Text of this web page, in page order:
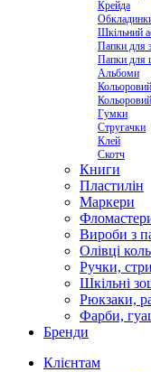
Крейда
Шкільний
Папки для
Папки для
Альбоми
Гумки
Стругачки
Клей
Скотч
Книги
Пластилін
Маркери
Вироби з
Олівці
Ручки,
Шкільні
Рюкзаки,
Фарби,
Бренди
Клієнтам